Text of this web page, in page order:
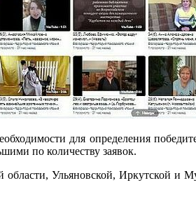
для определения
по количеству заявок.
Ульяновской, Иркутской и